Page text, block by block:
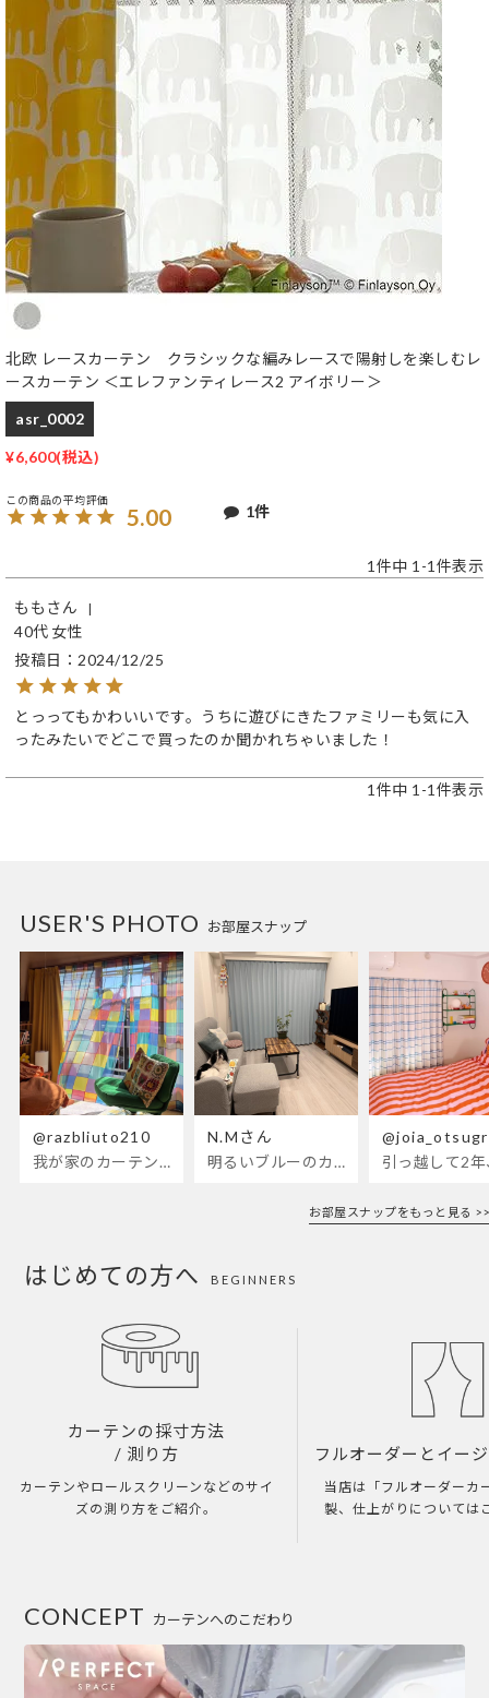
北欧 レースカーテン クラシックな編みレースで陽射しを楽しむレ
ースカーテン ＜エレファンティレース2 アイボリー＞
asr_0002
¥6,600
5.00 1
1 件中 1 -1 件表示
もも
40代 女性
投稿日
2024/12/25
とっってもかわいいです。うちに遊びにきたファミリーも気に入
ったみたいでどこで買ったのか聞かれちゃいました！
1 件中 1 -1 件表示
お部屋スナップ
USER'S PHOTO
@razbliuto210
我が家のカーテンが新しくなりました🌼早起きが超絶苦手な私が、思わず朝カーテンを開けて光合成するようになったステンドグラスカーテン…！
N.Mさん
明るいブルーのカーテンで、部屋全体が明るく。白を基調とした部屋にぴったりです。
お部屋スナップをもっと見る >>
はじめての方へ BEGINNERS
カーテンの採寸方法
/ 測り方
カーテンやロールスクリーンなどのサイ
ズの測り方をご紹介。
フルオーダーとイー
当店は「フルオーダーカ
製、仕上がりについては
カーテンへのこだわり
CONCEPT